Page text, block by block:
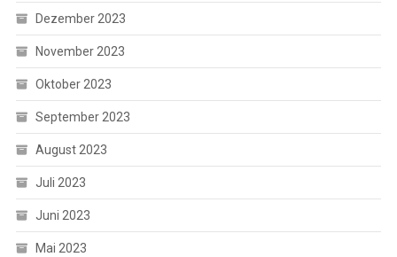
Dezember 2023
November 2023
Oktober 2023
September 2023
August 2023
Juli 2023
Juni 2023
Mai 2023